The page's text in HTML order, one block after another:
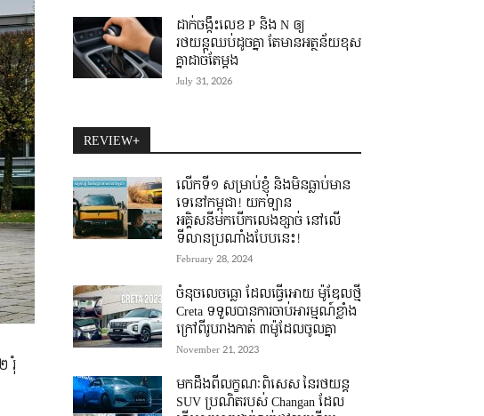
រុំ
ដាក់ចង្កឹះលេខ P និង N ឲ្យ
រថយន្តឈប់ដូចគ្នា តែមានអត្ថន័យខុស
គ្នាដាច់តែម្តង
July 31, 2026
REVIEW+
លើកទី១ សម្រាប់ខ្ញុំ និងមិនធ្លាប់មាន
ទេនៅកម្ពុជា! យកឡាន
អគ្គិសនីមកបើកលេងខ្សាច់ នៅលើ
ទីលានប្រណាំងបែបនេះ!
February 28, 2024
ចំនុចលេចធ្លោ ដែលធ្វើអោយ ម៉ូឌែលថ្មី
Creta ទទួលបានការចាប់អារម្មណ៍ខ្លាំង
ក្រៅពីរូបរាងកាត់ ៣ម៉ូដែលចូលគ្នា
November 21, 2023
មកដឹងពីលក្ខណៈពិសេស នៃរថយន្ត
SUV ប្រណិតរបស់ Changan ដែល